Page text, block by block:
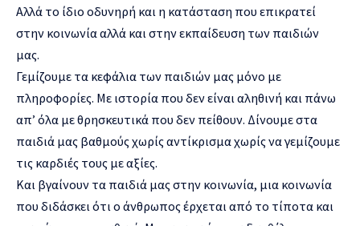
Αλλά το ίδιο οδυνηρή και η κατάσταση που επικρατεί
στην κοινωνία αλλά και στην εκπαίδευση των παιδιών
μας.
Γεμίζουμε τα κεφάλια των παιδιών μας μόνο με
πληροφορίες. Με ιστορία που δεν είναι αληθινή και πάνω
απ’ όλα με θρησκευτικά που δεν πείθουν. Δίνουμε στα
παιδιά μας βαθμούς χωρίς αντίκρισμα χωρίς να γεμίζουμε
τις καρδιές τους με αξίες.
Και βγαίνουν τα παιδιά μας στην κοινωνία, μια κοινωνία
που διδάσκει ότι ο άνθρωπος έρχεται από το τίποτα και